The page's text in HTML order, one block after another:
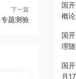
下一篇
题测验
国
概
国
理
国
月